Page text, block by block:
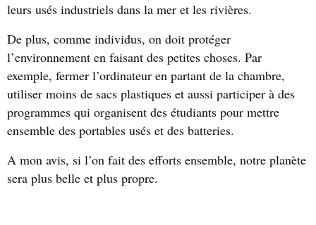
leurs usés industriels dans la mer et les rivières.
De plus, comme individus, on doit protéger
l’environnement en faisant des petites choses. Par
exemple, fermer l’ordinateur en partant de la chambre,
utiliser moins de sacs plastiques et aussi participer à des
programmes qui organisent des étudiants pour mettre
ensemble des portables usés et des batteries.
A mon avis, si l’on fait des efforts ensemble, notre planète
sera plus belle et plus propre.